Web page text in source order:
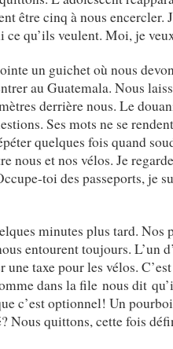
être cinq à nous encercler.
ce qu’ils veulent. Moi, je
un guichet où nous
au Guatemala. Nous
derrière nous. Le
Ses mots ne se
quelques fois quand
nous et nos vélos. Je
toi des passeports, je
minutes plus tard. Nos
entourent toujours. L’un
une taxe pour les vélos.
dans la file nous dit
c’est optionnel! Un
Nous quittons, cette fois